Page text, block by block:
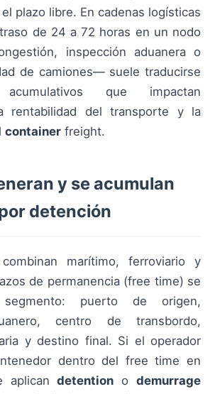
plazo libre. En cadenas logísticas
de 24 a 72 horas en un nodo
inspección aduanera o
de camiones— suele traducirse
que impactan
rentabilidad del transporte y la
container freight.
y se acumulan
detención
marítimo, ferroviario y
de permanencia (free time) se
puerto de origen,
centro de transbordo,
y destino final. Si el operador
dentro del free time en
aplicandetention odemurrage